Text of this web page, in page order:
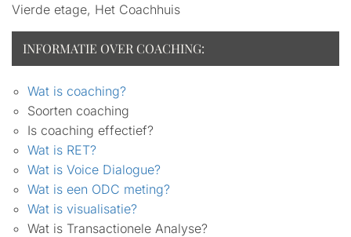
Vierde etage, Het Coachhuis
INFORMATIE OVER COACHING:
Wat is coaching?
Soorten coaching
Is coaching effectief?
Wat is RET?
Wat is Voice Dialogue?
Wat is een ODC meting?
Wat is visualisatie?
Wat is Transactionele Analyse?